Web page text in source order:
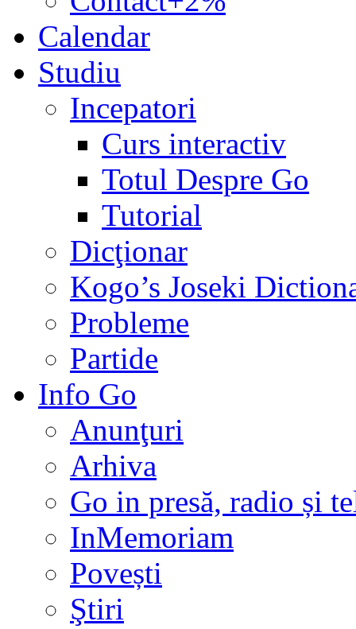
Calendar
Studiu
Incepatori
Curs interactiv
Totul Despre Go
Tutorial
Dicţionar
Kogo’s Joseki
Probleme
Partide
Info Go
Anunţuri
Arhiva
Go in presă, radio și
InMemoriam
Povești
Ştiri